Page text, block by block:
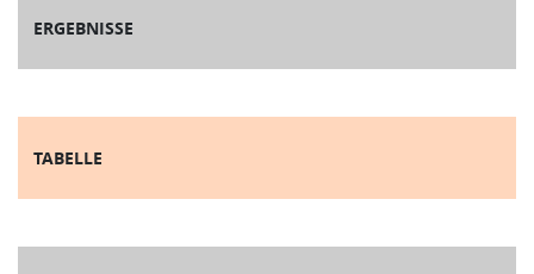
ERGEBNISSE
TABELLE